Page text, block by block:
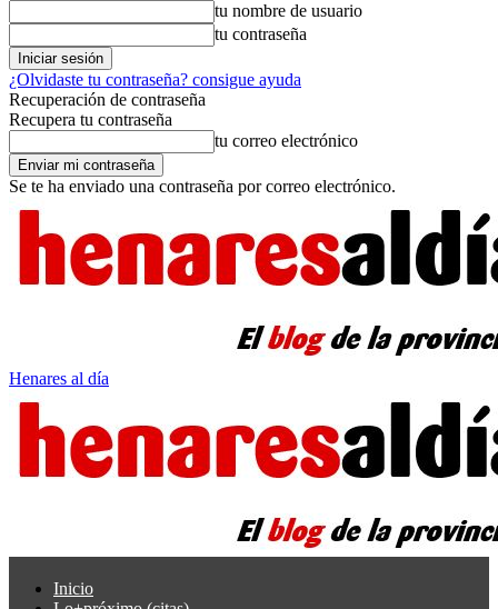
tu nombre de usuario
tu contraseña
¿Olvidaste tu contraseña? consigue ayuda
Recuperación de contraseña
Recupera tu contraseña
tu correo electrónico
Se te ha enviado una contraseña por correo electrónico.
Henares al día
Inicio